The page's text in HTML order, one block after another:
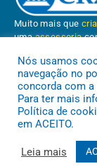
Muito mais que
umaassessoria
Conheça oPNTP e
Nós usamos
navegação no
concorda com
Para ter mais
Política de
em ACEITO.
Leia mais